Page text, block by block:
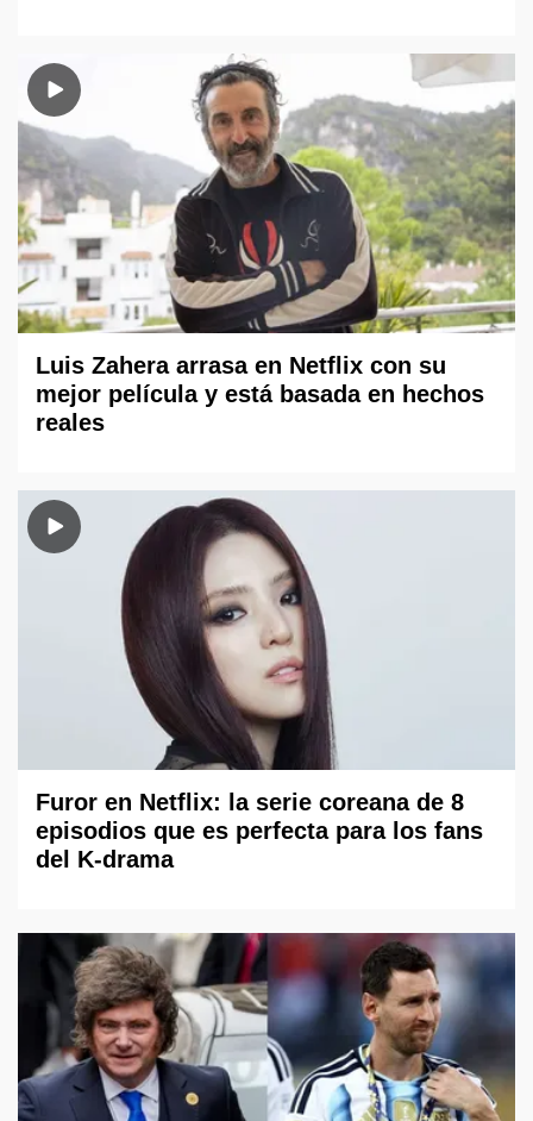
Luis Zahera arrasa en Netflix con su
mejor película y está basada en hechos
reales
Furor en Netflix: la serie coreana de 8
episodios que es perfecta para los fans
del K-drama